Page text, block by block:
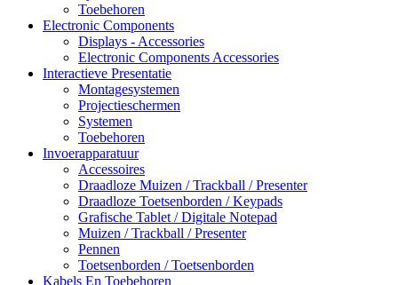
Toebehoren
Electronic Components
Displays - Accessories
Electronic Components Accessories
Interactieve Presentatie
Montagesystemen
Projectieschermen
Systemen
Toebehoren
Invoerapparatuur
Accessoires
Draadloze Muizen / Trackball / Presenter
Draadloze Toetsenborden / Keypads
Grafische Tablet / Digitale Notepad
Muizen / Trackball / Presenter
Pennen
Toetsenborden / Toetsenborden
Kabels En Toebehoren